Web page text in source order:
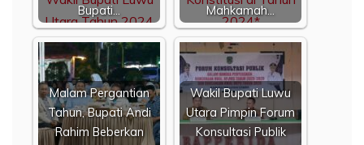
Bupati…
Mahkamah…
Malam Pergantian
Tahun, Bupati Andi
Rahim Beberkan
Wakil Bupati Luwu
Utara Pimpin Forum
Konsultasi Publik